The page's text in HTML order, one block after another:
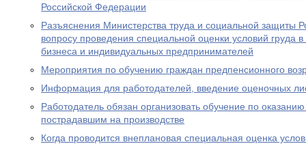
Российской Федерации
Разъяснения Министерства труда и социальной защиты
вопросу проведения специальной оценки условий груда
бизнеса и индивидуальных предпринимателей
Мероприятия по обучению граждан предпенсионного
Информация для работодателей, введение оценочных
Работодатель обязан организовать обучение по
пострадавшим на производстве
Когда проводится внеплановая специальная оценка